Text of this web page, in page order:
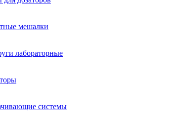
мешалки
лабораторные
системы